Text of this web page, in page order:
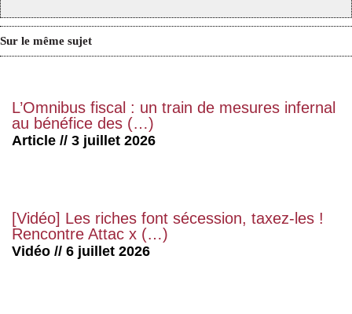
Sur le même sujet
L’Omnibus fiscal : un train de mesures infernal
au bénéfice des (…)
Article // 3 juillet 2026
[Vidéo] Les riches font sécession, taxez-les !
Rencontre Attac x (…)
Vidéo // 6 juillet 2026